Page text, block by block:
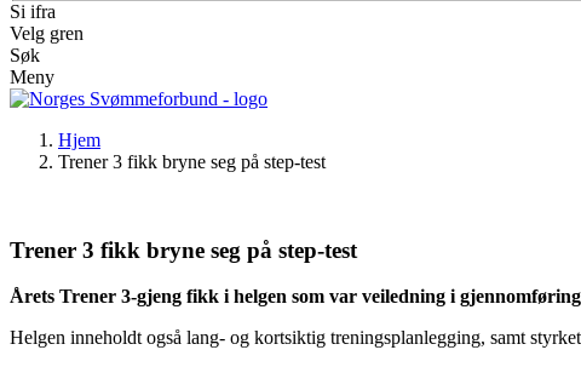
Si ifra
Velg gren
Søk
Meny
Hjem
Trener 3 fikk bryne seg på step-test
Trener 3 fikk bryne seg på step-test
Årets Trener 3-gjeng fikk i helgen som var veiledning i
Helgen inneholdt også lang- og kortsiktig treningsplanlegging, samt